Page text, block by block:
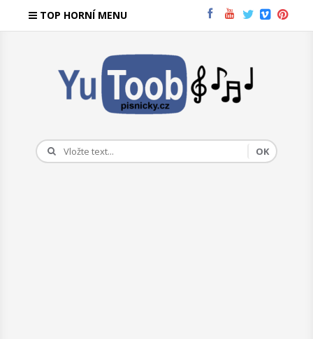
TOP HORNÍ MENU